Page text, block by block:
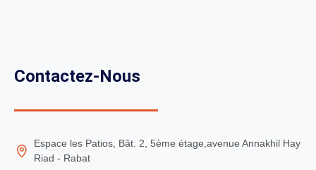
Contactez-Nous
Espace les Patios, Bât. 2, 5ème étage,avenue Annakhil Hay
Riad - Rabat